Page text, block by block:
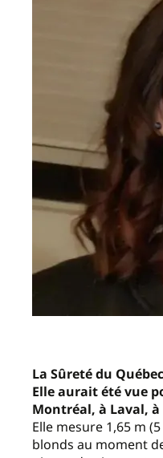
La Sûreté du
Elle aurait été vue
Montréal, à Laval,
Elle mesure 1,65 m
blonds au moment